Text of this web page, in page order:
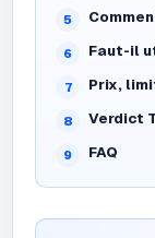
Faut-il
Prix,
Verdict
FAQ